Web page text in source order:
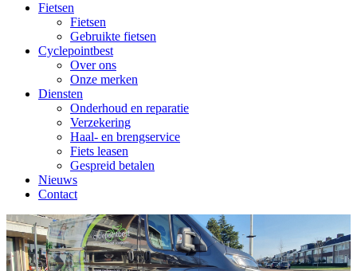
Fietsen
Fietsen
Gebruikte fietsen
Cyclepointbest
Over ons
Onze merken
Diensten
Onderhoud en reparatie
Verzekering
Haal- en brengservice
Fiets leasen
Gespreid betalen
Nieuws
Contact